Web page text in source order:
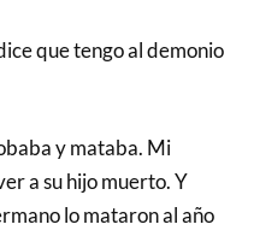
que tengo al demonio
y mataba. Mi
a su hijo muerto. Y
lo mataron al año